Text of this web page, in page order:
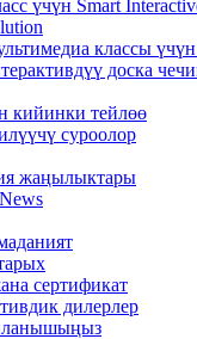
үчүн Smart
классы
доска
кийинки тейлөө
суроолор
жаңылыктары
сертификат
дилерлер